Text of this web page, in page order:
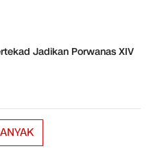
Jadikan Porwanas XIV